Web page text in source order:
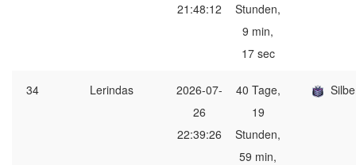
21:48:12
Stunden,
9 min,
17 sec
34 Lerindas
2026-07-
26
22:39:26
40 Tage,
19
Stunden,
59 min,